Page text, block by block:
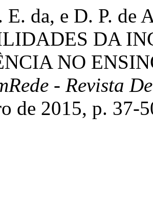
E. da, e D. P. de
DA
NO
- Revista
de 2015, p. 37-